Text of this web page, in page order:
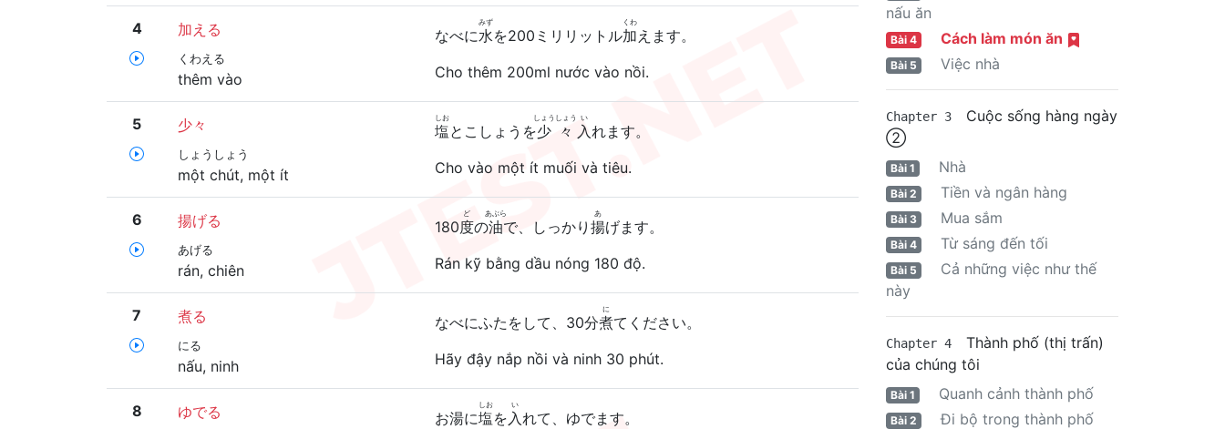
4 加える
くわえる
thêm vào
なべに水
みず
を200ミリリットル加
くわ
えます。
Cho thêm 200ml nước vào nồi.
5 少々
しょうしょう
một chút, một ít
塩
しお
とこしょうを少々
しょうしょう
入
い
れます。
Cho vào một ít muối và tiêu.
6 揚げる
あげる
rán, chiên
180度
ど
の油
あぶら
で、しっかり 揚
あ
げます。
Rán kỹ bằng dầu nóng 180 độ.
7 煮る
にる
nấu, ninh
なべにふたをして、30分煮
に
てください。
Hãy đậy nắp nồi và ninh 30 phút.
8
ゆでる
お湯に塩
しお
を入
い
れて、ゆでます。
nấu ăn
Bài 4 Cách làm món ăn
Bài 5 Việc nhà
Chapter 3
Cuộc sống hàng ngày
②
Bài 1 Nhà
Bài 2 Tiền và ngân hàng
Bài 3 Mua sắm
Bài 4 Từ sáng đến tối
Bài 5
Cả những việc như thế
này
Chapter 4
Thành phố (thị trấn)
của chúng tôi
Bài 1 Quanh cảnh thành phố
Bài 2 Đi bộ trong thành phố